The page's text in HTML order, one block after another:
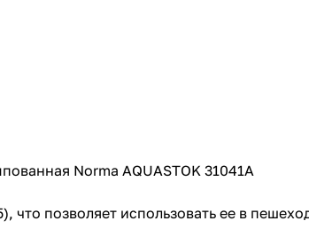
Norma AQUASTOK 31041А
что позволяет использовать ее в